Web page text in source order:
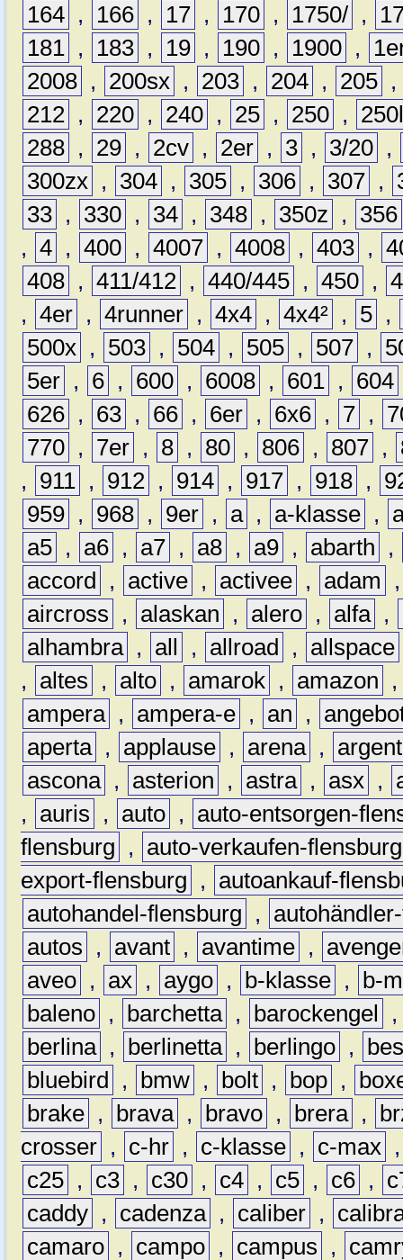
164 , 166 , 17 , 170 , 1750/ ,
181 , 183 , 19 , 190 , 1900 ,
2008 , 200sx , 203 , 204 , 205 ,
212 , 220 , 240 , 25 , 250 ,
288 , 29 , 2cv , 2er , 3 , 3/20 ,
300zx , 304 , 305 , 306 , 307 ,
33 , 330 , 34 , 348 , 350z ,
356
, 4 , 400 , 4007 , 4008 , 403 ,
408 , 411/412 , 440/445 , 450 ,
, 4er , 4runner , 4x4 , 4x4² , 5 ,
500x , 503 , 504 , 505 , 507 ,
5er , 6 , 600 , 6008 , 601 , 604
626 , 63 , 66 , 6er , 6x6 , 7 ,
770 , 7er , 8 , 80 , 806 , 807 ,
,
911 , 912 , 914 , 917 , 918 ,
959 , 968 , 9er , a , a-klasse ,
a5 , a6 , a7 , a8 , a9 , abarth
,
accord
, active , activee , adam
aircross
, alaskan , alero , alfa ,
alhambra , all , allroad , allspace
,
altes , alto , amarok , amazon
ampera , ampera-e , an ,
aperta , applause , arena ,
ascona , asterion , astra , asx ,
,
auris , auto ,
auto-entsorgen-
flensburg
,
auto-verkaufen-flensburg
export-flensburg
,
autoankauf-
autohandel-flensburg
,
autos
, avant , avantime ,
aveo , ax , aygo , b-klasse ,
b-
baleno , barchetta , barockengel
berlina , berlinetta , berlingo ,
bluebird
, bmw , bolt , bop ,
brake , brava , bravo , brera ,
crosser , c-hr , c-klasse , c-max
c25 , c3 , c30 , c4 , c5 , c6 ,
caddy , cadenza , caliber ,
camaro , campo , campus ,